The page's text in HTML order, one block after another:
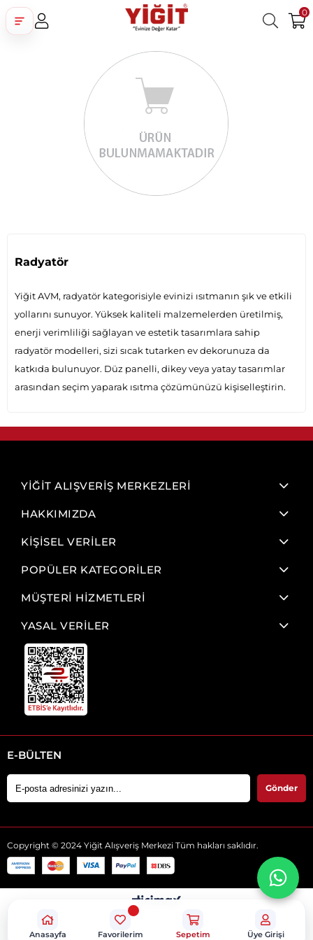
0
Üye Ol Facebook İle Bağlan
Google İle Bağlan
Radyatör
Yiğit AVM, radyatör kategorisiyle evinizi ısıtmanın şık ve etkili
yollarını sunuyor. Yüksek kaliteli malzemelerden üretilmiş,
enerji verimliliği sağlayan ve estetik tasarımlara sahip
radyatör modelleri, sizi sıcak tutarken ev dekorunuza da
katkıda bulunuyor. Düz panelli, dikey veya yatay tasarımlar
arasından seçim yaparak ısıtma çözümünüzü kişiselleştirin.
YİĞİT ALIŞVERİŞ MERKEZLERİ
HAKKIMIZDA
KİŞİSEL VERİLER
POPÜLER KATEGORİLER
MÜŞTERİ HİZMETLERİ
YASAL VERİLER
E-BÜLTEN
Gönder
Copyright © 2024 Yiğit Alışveriş Merkezi Tüm hakları saklıdır.
Anasayfa Favorilerim Sepetim Üye Girişi